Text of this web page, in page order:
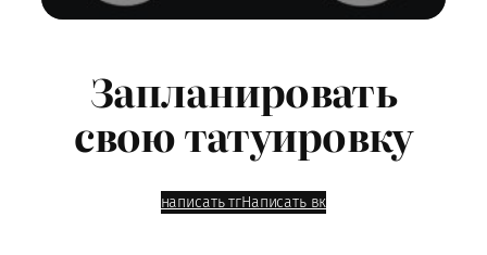
Запланировать
свою татуировку
написать тгНаписать вк